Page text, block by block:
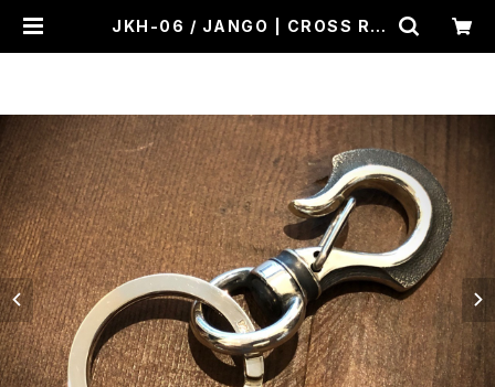
JKH-06 / JANGO | CROSS RO